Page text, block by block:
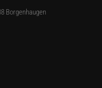
Borgenhaugen